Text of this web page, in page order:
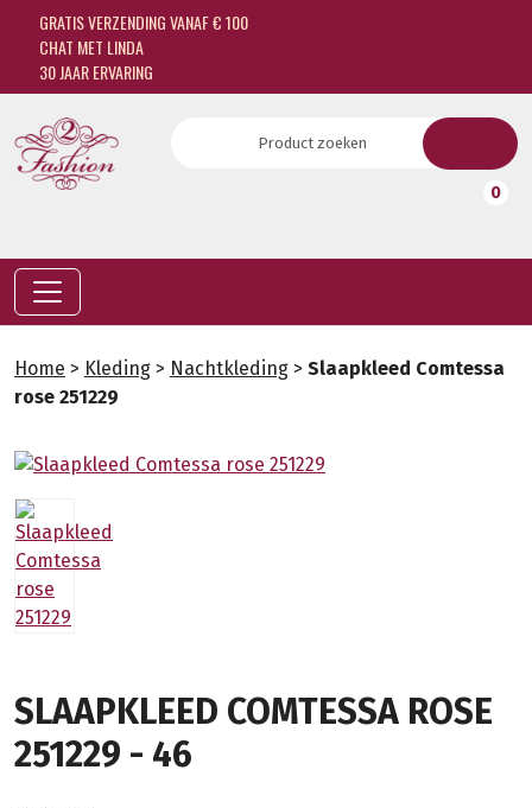
GRATIS VERZENDING VANAF € 100
CHAT MET LINDA
30 JAAR ERVARING
0
Home > Kleding > Nachtkleding > Slaapkleed Comtessa
rose 251229
SLAAPKLEED COMTESSA ROSE
251229 - 46